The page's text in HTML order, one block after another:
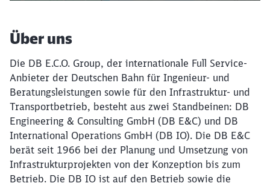
Über uns
Die DB E.C.O. Group, der internationale Full Service-
Anbieter der Deutschen Bahn für Ingenieur- und
Beratungsleistungen sowie für den Infrastruktur- und
Transportbetrieb, besteht aus zwei Standbeinen: DB
Engineering & Consulting GmbH (DB E&C) und DB
International Operations GmbH (DB IO). Die DB E&C
berät seit 1966 bei der Planung und Umsetzung von
Infrastrukturprojekten von der Konzeption bis zum
Betrieb. Die DB IO ist auf den Betrieb sowie die